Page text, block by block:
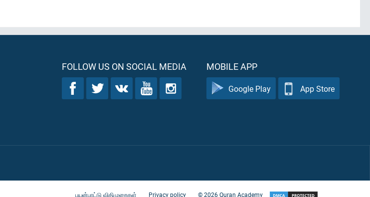
FOLLOW US ON SOCIAL MEDIA MOBILE APP
Google Play App Store
பயன்பாட்டு விதிமுறைகள் Privacy policy ©2026Quran Academy